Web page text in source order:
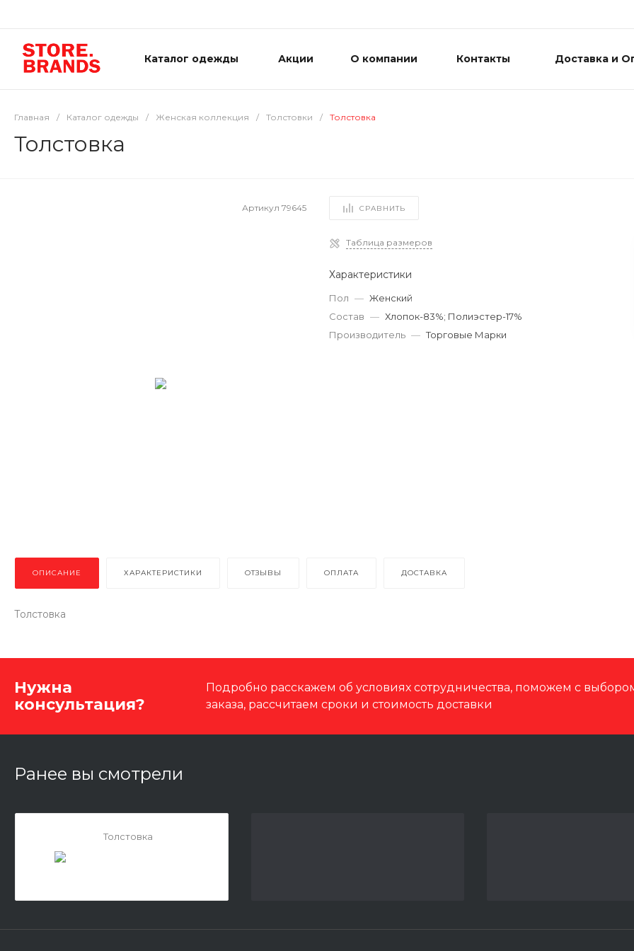
Каталог одежды Акции О компании Контакты Доставка и
Главная / Каталог одежды / Женская коллекция / Толстовки / Толстовка
Толстовка
Артикул79645 СРАВНИТЬ
Таблица размеров
Характеристики
Пол — Женский
Состав — Хлопок-83%; Полиэстер-17%
Производитель — Торговые Марки
ОПИСАНИЕ ХАРАКТЕРИСТИКИ ОТЗЫВЫ ОПЛАТА ДОСТАВКА
Толстовка
Нужна
консультация?
Подробно расскажем об условиях сотрудничества, поможем с
заказа, рассчитаем сроки и стоимость доставки
Ранее вы смотрели
Толстовка